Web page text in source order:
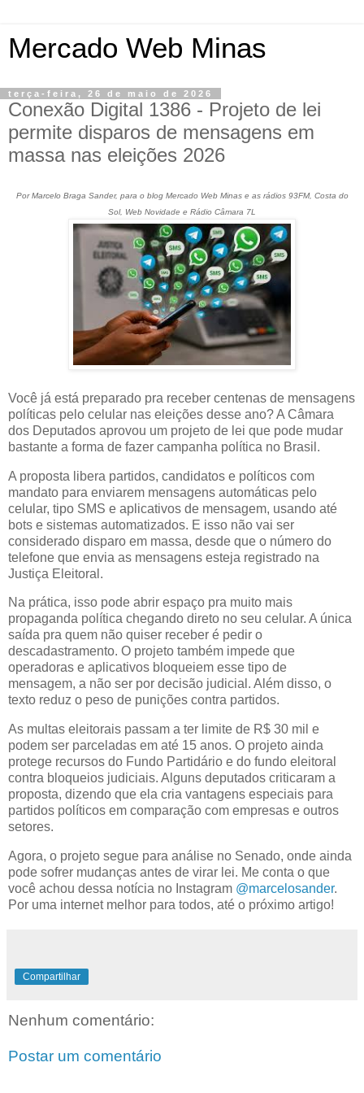
Mercado Web Minas
terça-feira, 26 de maio de 2026
Conexão Digital 1386 - Projeto de lei
permite disparos de mensagens em
massa nas eleições 2026
Por Marcelo Braga Sander, para o blog Mercado Web Minas e as rádios 93FM, Costa do
Sol, Web Novidade e Rádio Câmara 7L
Você já está preparado pra receber centenas de mensagens
políticas pelo celular nas eleições desse ano? A Câmara
dos Deputados aprovou um projeto de lei que pode mudar
bastante a forma de fazer campanha política no Brasil.
A proposta libera partidos, candidatos e políticos com
mandato para enviarem mensagens automáticas pelo
celular, tipo SMS e aplicativos de mensagem, usando até
bots e sistemas automatizados. E isso não vai ser
considerado disparo em massa, desde que o número do
telefone que envia as mensagens esteja registrado na
Justiça Eleitoral.
Na prática, isso pode abrir espaço pra muito mais
propaganda política chegando direto no seu celular. A única
saída pra quem não quiser receber é pedir o
descadastramento. O projeto também impede que
operadoras e aplicativos bloqueiem esse tipo de
mensagem, a não ser por decisão judicial. Além disso, o
texto reduz o peso de punições contra partidos.
As multas eleitorais passam a ter limite de R$ 30 mil e
podem ser parceladas em até 15 anos. O projeto ainda
protege recursos do Fundo Partidário e do fundo eleitoral
contra bloqueios judiciais. Alguns deputados criticaram a
proposta, dizendo que ela cria vantagens especiais para
partidos políticos em comparação com empresas e outros
setores.
Agora, o projeto segue para análise no Senado, onde ainda
pode sofrer mudanças antes de virar lei. Me conta o que
você achou dessa notícia no Instagram @marcelosander.
Por uma internet melhor para todos, até o próximo artigo!
Compartilhar
Nenhum comentário:
Postar um comentário